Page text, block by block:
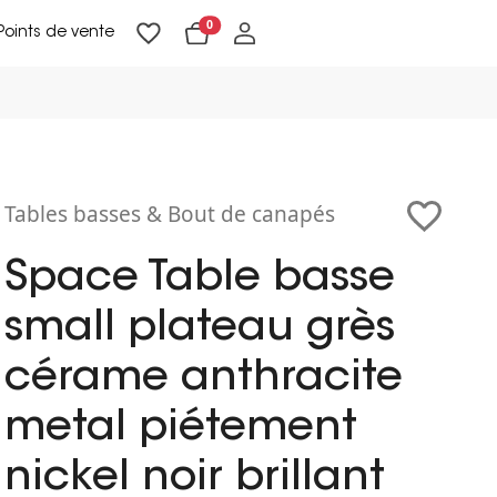
de vente 0
Tables basses & Bout de canapés
Space Table basse
small plateau grès
cérame anthracite
metal piétement
nickel noir brillant